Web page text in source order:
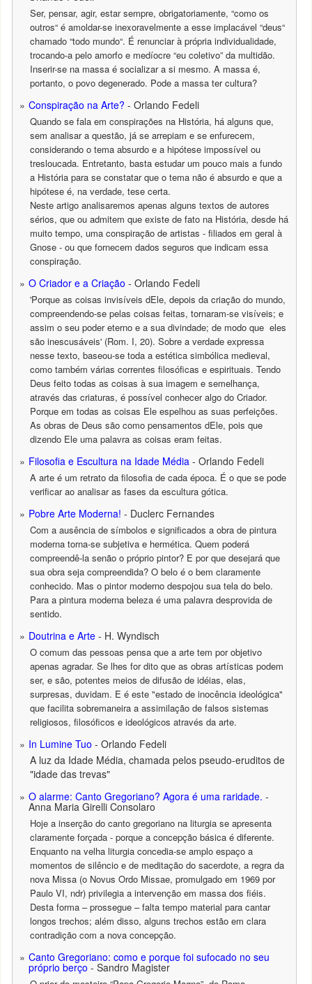
Ser, pensar, agir, estar sempre, obrigatoriamente, “como os
outros“ é amoldar-se inexoravelmente a esse implacável “deus“
chamado “todo mundo“. É renunciar à própria individualidade,
trocando-a pelo amorfo e medíocre “eu coletivo” da multidão.
Inserir-se na massa é socializar a si mesmo. A massa é,
portanto, o povo degenerado. Pode a massa ter cultura?
Conspiração na Arte? - Orlando Fedeli
Quando se fala em conspirações na História, há alguns que,
sem analisar a questão, já se arrepiam e se enfurecem,
considerando o tema absurdo e a hipótese impossível ou
tresloucada. Entretanto, basta estudar um pouco mais a fundo
a História para se constatar que o tema não é absurdo e que a
hipótese é, na verdade, tese certa.
Neste artigo analisaremos apenas alguns textos de autores
sérios, que ou admitem que existe de fato na História, desde há
muito tempo, uma conspiração de artistas - filiados em geral à
Gnose - ou que fornecem dados seguros que indicam essa
conspiração.
O Criador e a Criação - Orlando Fedeli
'Porque as coisas invisíveis dEle, depois da criação do mundo,
compreendendo-se pelas coisas feitas, tornaram-se visíveis; e
assim o seu poder eterno e a sua divindade; de modo que eles
são inescusáveis' (Rom. I, 20). Sobre a verdade expressa
nesse texto, baseou-se toda a estética simbólica medieval,
como também várias correntes filosóficas e espirituais. Tendo
Deus feito todas as coisas à sua imagem e semelhança,
através das criaturas, é possível conhecer algo do Criador.
Porque em todas as coisas Ele espelhou as suas perfeições.
As obras de Deus são como pensamentos dEle, pois que
dizendo Ele uma palavra as coisas eram feitas.
Filosofia e Escultura na Idade Média - Orlando Fedeli
A arte é um retrato da filosofia de cada época. É o que se pode
verificar ao analisar as fases da escultura gótica.
Pobre Arte Moderna! - Duclerc Fernandes
Com a ausência de símbolos e significados a obra de pintura
moderna torna-se subjetiva e hermética. Quem poderá
compreendê-la senão o próprio pintor? E por que desejará que
sua obra seja compreendida? O belo é o bem claramente
conhecido. Mas o pintor moderno despojou sua tela do belo.
Para a pintura moderna beleza é uma palavra desprovida de
sentido.
Doutrina e Arte - H. Wyndisch
O comum das pessoas pensa que a arte tem por objetivo
apenas agradar. Se lhes for dito que as obras artísticas podem
ser, e são, potentes meios de difusão de idéias, elas,
surpresas, duvidam. E é este "estado de inocência ideológica"
que facilita sobremaneira a assimilação de falsos sistemas
religiosos, filosóficos e ideológicos através da arte.
In Lumine Tuo - Orlando Fedeli
A luz da Idade Média, chamada pelos pseudo-eruditos de
"idade das trevas"
O alarme: Canto Gregoriano? Agora é uma raridade. -
Anna Maria Girelli Consolaro
Hoje a inserção do canto gregoriano na liturgia se apresenta
claramente forçada - porque a concepção básica é diferente.
Enquanto na velha liturgia concedia-se amplo espaço a
momentos de silêncio e de meditação do sacerdote, a regra da
nova Missa (o Novus Ordo Missae, promulgado em 1969 por
Paulo VI, ndr) privilegia a intervenção em massa dos fiéis.
Desta forma – prossegue – falta tempo material para cantar
longos trechos; além disso, alguns trechos estão em clara
contradição com a nova concepção.
Canto Gregoriano: como e porque foi sufocado no seu
próprio berço - Sandro Magister